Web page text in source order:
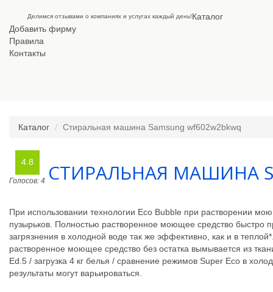
Делимся отзывами о компаниях и услугах каждый день!Каталог
Добавить фирму
Правила
Контакты
Каталог Стиральная машина Samsung wf602w2bkwq
4.8
Голосов: 4 СТИРАЛЬНАЯ МАШИНА
При использовании технологии Eco Bubble при растворении
пузырьков. Полностью растворенное моющее средство быстро
загрязнения в холодной воде так же эффективно, как и в
растворенное моющее средство без остатка вымывается из
Ed.5 / загрузка 4 кг белья / сравнение режимов Super Eco в
результаты могут варьироваться.